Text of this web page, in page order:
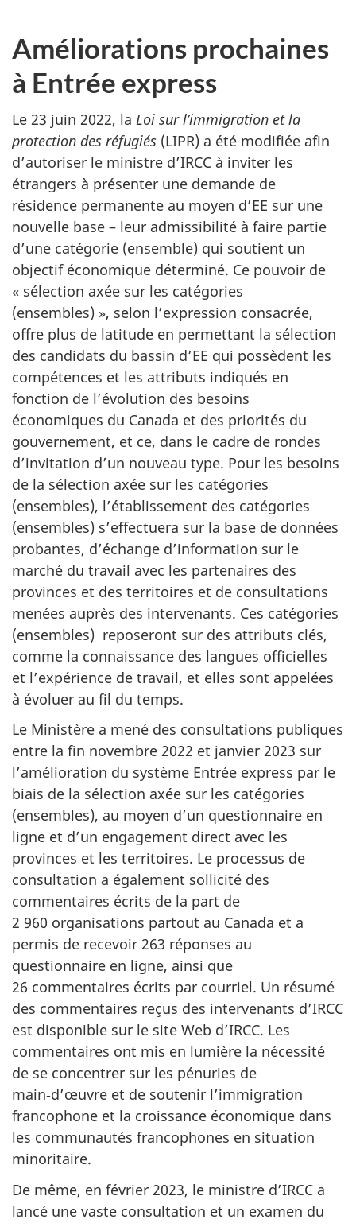
Améliorations prochaines
à Entrée express
Le 23 juin 2022, la Loi sur l’immigration et la
protection des réfugiés (LIPR) a été modifiée afin
d’autoriser le ministre d’IRCC à inviter les
étrangers à présenter une demande de
résidence permanente au moyen d’EE sur une
nouvelle base – leur admissibilité à faire partie
d’une catégorie (ensemble) qui soutient un
objectif économique déterminé. Ce pouvoir de
« sélection axée sur les catégories
(ensembles) », selon l’expression consacrée,
offre plus de latitude en permettant la sélection
des candidats du bassin d’EE qui possèdent les
compétences et les attributs indiqués en
fonction de l’évolution des besoins
économiques du Canada et des priorités du
gouvernement, et ce, dans le cadre de rondes
d’invitation d’un nouveau type. Pour les besoins
de la sélection axée sur les catégories
(ensembles), l’établissement des catégories
(ensembles) s’effectuera sur la base de données
probantes, d’échange d’information sur le
marché du travail avec les partenaires des
provinces et des territoires et de consultations
menées auprès des intervenants. Ces catégories
(ensembles) reposeront sur des attributs clés,
comme la connaissance des langues officielles
et l’expérience de travail, et elles sont appelées
à évoluer au fil du temps.
Le Ministère a mené des consultations publiques
entre la fin novembre 2022 et janvier 2023 sur
l’amélioration du système Entrée express par le
biais de la sélection axée sur les catégories
(ensembles), au moyen d’un questionnaire en
ligne et d’un engagement direct avec les
provinces et les territoires. Le processus de
consultation a également sollicité des
commentaires écrits de la part de
2 960 organisations partout au Canada et a
permis de recevoir 263 réponses au
questionnaire en ligne, ainsi que
26 commentaires écrits par courriel. Un résumé
des commentaires reçus des intervenants d’IRCC
est disponible sur le site Web d’IRCC. Les
commentaires ont mis en lumière la nécessité
de se concentrer sur les pénuries de
main‑d’œuvre et de soutenir l’immigration
francophone et la croissance économique dans
les communautés francophones en situation
minoritaire.
De même, en février 2023, le ministre d’IRCC a
lancé une vaste consultation et un examen du